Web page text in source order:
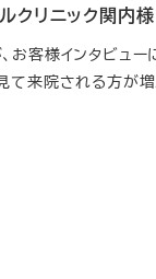
クリニック関内様
お客様インタビュ
見て来院される方が